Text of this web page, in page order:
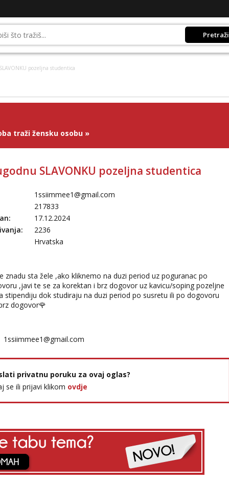
Pretraži
pozeljna studentica
traži žensku osobu »
SLAVONKU pozeljna studentica
1ssiimmee1@gmail.com
217833
17.12.2024
2236
Hrvatska
znadu sta žele ,ako kliknemo na duzi period uz poguranac po
,javi te se za korektan i brz dogovor uz kavicu/soping pozeljne
stipendiju dok studiraju na duzi period po susretu ili po dogovoru
dogovor🌹
1ssiimmee1@gmail.com
privatnu poruku za ovaj oglas?
se ili prijavi klikom ovdje